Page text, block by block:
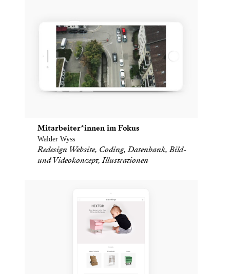
Mitarbeiter*innen im Fokus
Walder Wyss
Redesign Website, Coding, Datenbank, Bild-
und Videokonzept, Illustrationen